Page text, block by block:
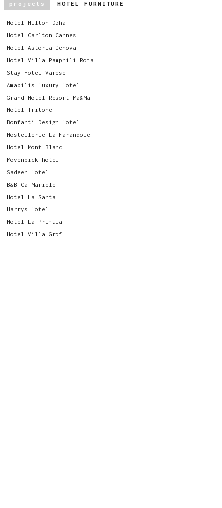
projects HOTEL FURNITURE
Hotel Hilton Doha
Hotel Carlton Cannes
Hotel Astoria Genova
Hotel Villa Pamphili Roma
Stay Hotel Varese
Amabilis Luxury Hotel
Grand Hotel Resort Ma&Ma
Hotel Tritone
Bonfanti Design Hotel
Hostellerie La Farandole
Hotel Mont Blanc
Movenpick hotel
Sadeen Hotel
B&B Ca Mariele
Hotel La Santa
Harrys Hotel
Hotel La Primula
Hotel Villa Grof